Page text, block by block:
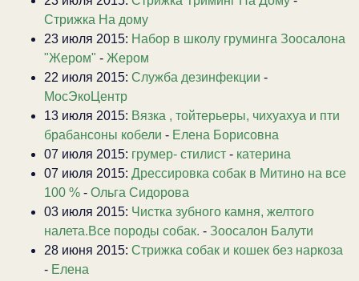
Стрижка На дому
23 июля 2015: Набор в школу груминга Зоосалона
"Жером" - Жером
22 июля 2015: Служба дезинфекции -
МосЭкоЦентр
13 июля 2015: Вязка , тойтерьеры, чихуахуа и пти
брабансоны кобели - Елена Борисовна
07 июля 2015: грумер- стилист - катерина
07 июля 2015: Дрессировка собак в Митино на все
100 % - Ольга Сидорова
03 июля 2015: Чистка зубного камня, желтого
налета.Все породы собак. - Зоосалон Балути
28 июня 2015: Стрижка собак и кошек без наркоза
- Елена